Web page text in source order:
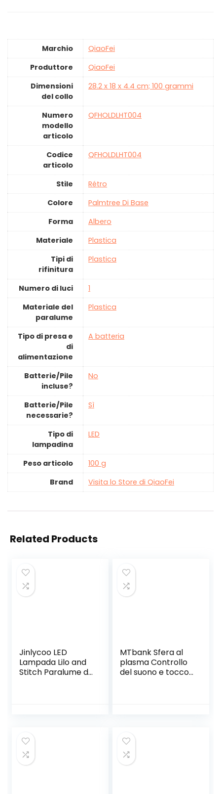
Marchio
‎QiaoFei
Produttore
‎QiaoFei
Dimensioni
del collo
‎28.2 x 18 x 4.4 cm; 100 grammi
Numero
modello
articolo
‎QFHOLDLHT004
Codice
articolo
‎QFHOLDLHT004
Stile
‎Rétro
Colore
‎Palmtree Di Base
Forma
‎Albero
Materiale
‎Plastica
Tipi di
rifinitura
‎Plastica
Numero di luci
‎1
Materiale del
paralume
‎Plastica
Tipo di presa e
di
alimentazione
‎A batteria
Batterie/Pile
incluse?
‎No
Batterie/Pile
necessarie?
‎Sì
Tipo di
lampadina
‎LED
Peso articolo
‎100 g
Brand
Visita lo Store di QiaoFei
Related Products
Jinlycoo LED
Lampada Lilo and
Stitch Paralume da
luce notturna per
la delle ragazze e
la camera
MTbank Sfera al
plasma Controllo
del suono e tocco